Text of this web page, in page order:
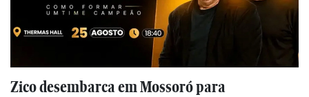
Zico desembarca em Mossoró para